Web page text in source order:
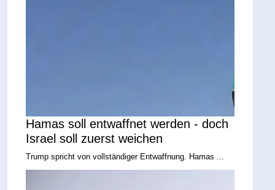
Hamas soll entwaffnet werden - doch
Israel soll zuerst weichen
Trump spricht von vollständiger Entwaffnung. Hamas ...